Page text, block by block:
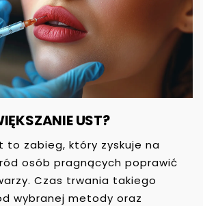
UST?
to zabieg, który zyskuje na
osób pragnących poprawić
Czas trwania takiego
wybranej metody oraz